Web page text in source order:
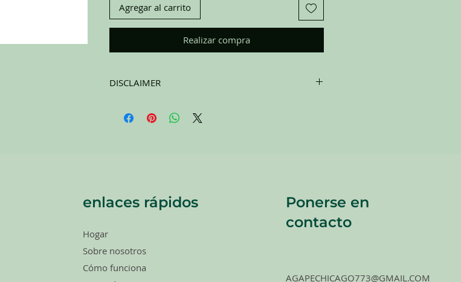
Agregar al carrito
Realizar compra
DISCLAIMER
carefully sort through all of the new and gently used items
enlaces rápidos
Hogar
Sobre nosotros
Cómo funciona
Ponerse en
contacto
AGAPECHICAGO773@GMAIL.COM